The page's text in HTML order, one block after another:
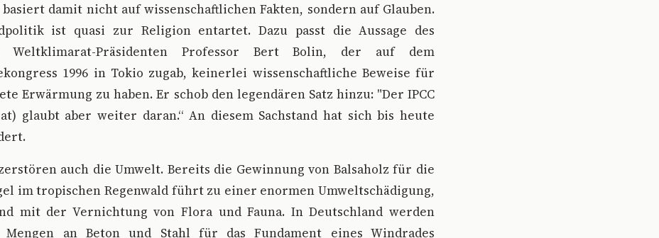
damit nicht auf wissenschaftlichen Fakten, sondern auf Glauben.
ist quasi zur Religion entartet. Dazu passt die Aussage des
Weltklimarat-Präsidenten Professor Bert Bolin, der auf dem
1996 in Tokio zugab, keinerlei wissenschaftliche Beweise für
Erwärmung zu haben. Er schob den legendären Satz hinzu: "Der IPCC
glaubt aber weiter daran.“ An diesem Sachstand hat sich bis heute
auch die Umwelt. Bereits die Gewinnung von Balsaholz für die
im tropischen Regenwald führt zu einer enormen Umweltschädigung,
mit der Vernichtung von Flora und Fauna. In Deutschland werden
Mengen an Beton und Stahl für das Fundament eines Windrades